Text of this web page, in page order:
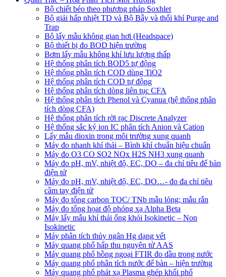
Bộ chiết béo theo phương pháp Soxhlet
Bộ giải hấp nhiệt TD và Bộ Bẫy và thổi khí Purge and
Trap
Bộ lấy mẫu không gian hơi (Headspace)
Bộ thiết bị đo BOD hiện trường
Bơm lấy mẫu không khí lưu lượng thấp
Hệ thống phân tích BOD5 tự động
Hệ thống phân tích COD dùng TiO2
Hệ thống phân tích COD tự động
Hệ thống phân tích dòng liên tục CFA
Hệ thống phân tích Phenol và Cyanua (hệ thống phân
tích dòng CFA)
Hệ thống phân tích rời rạc Discrete Analyzer
Hệ thống sắc ký ion IC phân tích Anion và Cation
Lấy mẫu dioxin trong môi trường xung quanh
Máy đo nhanh khí thải – Bình khí chuẩn hiệu chuẩn
Máy đo O3 CO SO2 NOx H2S NH3 xung quanh
Máy đo pH, mV, nhiệt độ, EC, DO – đa chỉ tiêu để bàn
điện tử
Máy đo pH, mV, nhiệt độ, EC, DO…- đo đa chỉ tiêu
cầm tay điện tử
Máy đo tổng carbon TOC/ TNb mẫu lỏng; mẫu rắn
Máy đo tổng họat độ phóng xạ Alpha Beta
Máy lấy mẫu khí thải ống khói Isokinetic – Non
Isokinetic
Máy phân tích thủy ngân Hg dạng vết
Máy quang phổ hấp thu nguyên tử AAS
Máy quang phổ hồng ngoại FTIR đo dầu trong nước
Máy quang phổ phân tích nước để bàn – hiện trường
Máy quang phổ phát xạ Plasma ghép khối phổ